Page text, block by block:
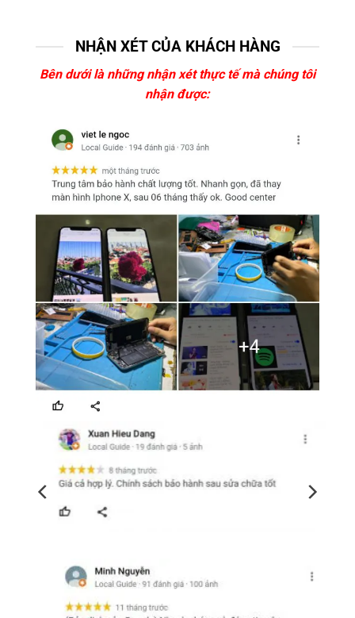
NHẬN XÉT CỦA KHÁCH HÀNG
Bên dưới là những nhận xét thực tế mà chúng tôi
nhận được: